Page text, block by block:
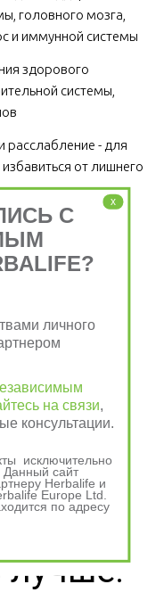
головного мозга,
и иммунной системы
здорового
системы,
расслабление - для
от лишнего
о
по
88, 8-
78
лучше!
x
С
личного
на связи,
консультации.
исключительно
Данный сайт
Herbalife и
Europe Ltd.
по адресу